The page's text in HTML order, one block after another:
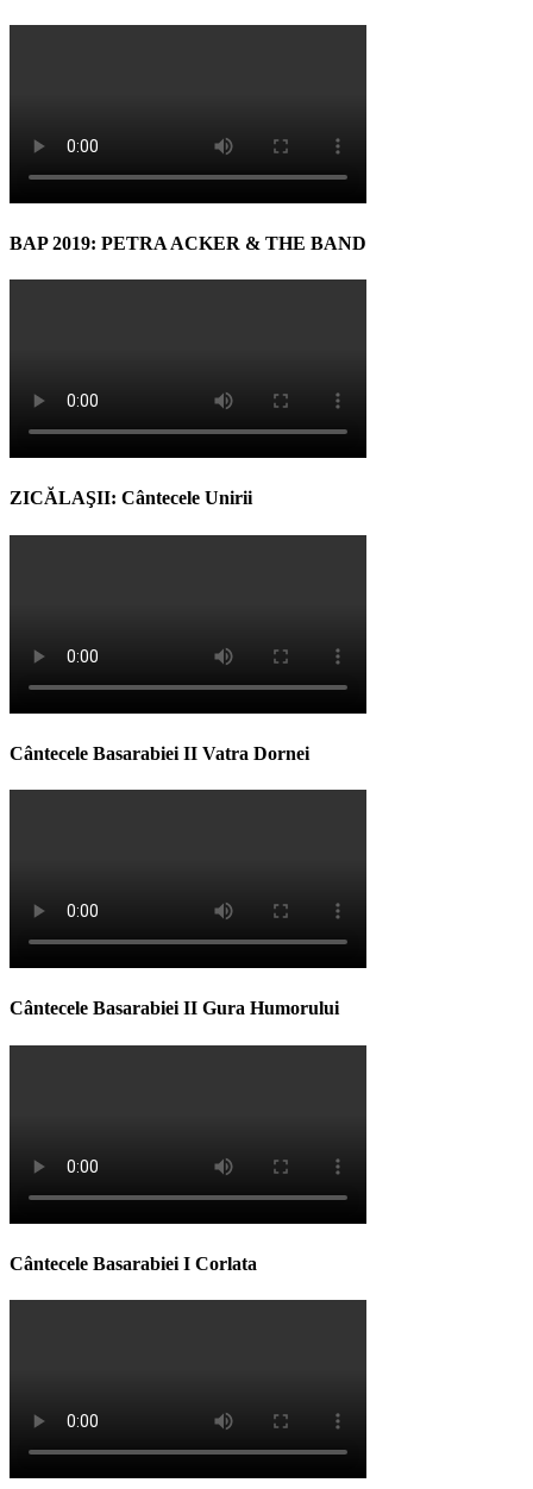
BAP 2019: PETRA ACKER & THE BAND
ZICĂLAŞII: Cântecele Unirii
Cântecele Basarabiei II Vatra Dornei
Cântecele Basarabiei II Gura Humorului
Cântecele Basarabiei I Corlata